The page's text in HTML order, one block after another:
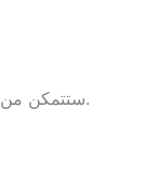
باستخدام USDT، ستتمكن من الدخول إلى عالم مراهنات مثير ومختلف، حيث يمكنك الاستفادة من كافة المزايا التي توفرها هذه العملة الرقمية.